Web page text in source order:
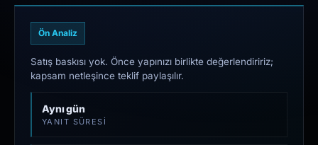
Ön Analiz
Satış baskısı yok. Önce yapınızı birlikte değerlendiririz;
kapsam netleşince teklif paylaşılır.
Aynı gün
YANIT SÜRESI